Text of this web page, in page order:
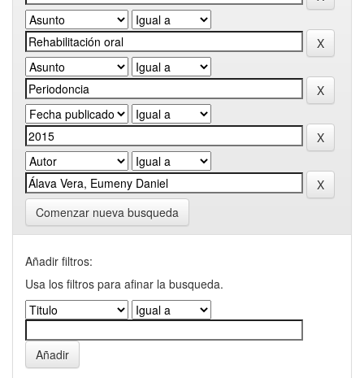
Comenzar nueva busqueda
Añadir filtros:
Usa los filtros para afinar la busqueda.